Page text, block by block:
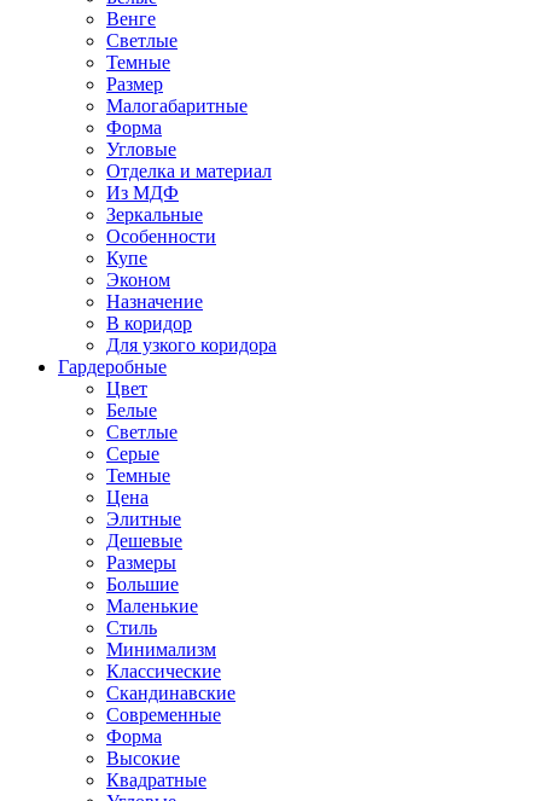
Венге
Светлые
Темные
Размер
Малогабаритные
Форма
Угловые
Отделка и материал
Из МДФ
Зеркальные
Особенности
Купе
Эконом
Назначение
В коридор
Для узкого коридора
Гардеробные
Цвет
Белые
Светлые
Серые
Темные
Цена
Элитные
Дешевые
Размеры
Большие
Маленькие
Стиль
Минимализм
Классические
Скандинавские
Современные
Форма
Высокие
Квадратные